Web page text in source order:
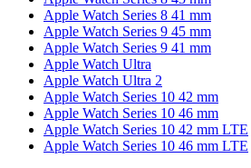
Apple Watch Series 8 41 mm
Apple Watch Series 9 45 mm
Apple Watch Series 9 41 mm
Apple Watch Ultra
Apple Watch Ultra 2
Apple Watch Series 10 42 mm
Apple Watch Series 10 46 mm
Apple Watch Series 10 42 mm LTE
Apple Watch Series 10 46 mm LTE